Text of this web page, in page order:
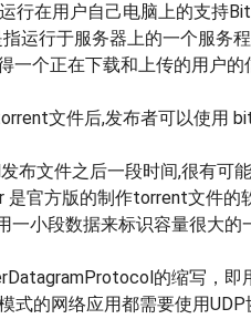
行在用户自己电脑上的支持
运行于服务器上的一个服务
一个正在下载和上传的用户
文件后,发布者可以使用
布文件之后一段时间,很有可
官方版的制作torrent文件的
一小段数据来标识容量很大
的缩写，
式的网络应用都需要使用